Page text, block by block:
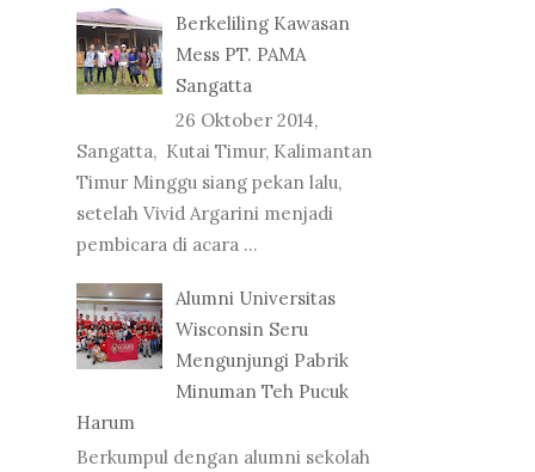
Berkeliling Kawasan
Mess PT. PAMA
Sangatta
26 Oktober 2014,
Sangatta, Kutai Timur, Kalimantan
Timur Minggu siang pekan lalu,
setelah Vivid Argarini menjadi
pembicara di acara ...
Alumni Universitas
Wisconsin Seru
Mengunjungi Pabrik
Minuman Teh Pucuk
Harum
Berkumpul dengan alumni sekolah